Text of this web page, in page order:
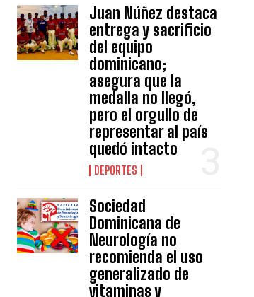
Juan Núñez destaca
entrega y sacrificio
del equipo
dominicano;
asegura que la
medalla no llegó,
pero el orgullo de
representar al país
quedó intacto
DEPORTES
Sociedad
Dominicana de
Neurología no
recomienda el uso
generalizado de
vitaminas y